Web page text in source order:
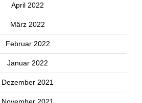
April 2022
März 2022
Februar 2022
Januar 2022
Dezember 2021
November 2021